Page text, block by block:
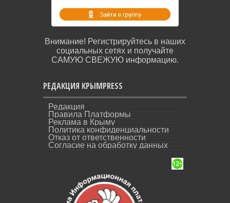
Внимание! Регистрируйтесь в наших
социальных сетях и получайте
САМУЮ СВЕЖУЮ информацию.
РЕДАКЦИЯ КРЫМPRESS
Редакция
Правила Платформы
Реклама в Крыму
Политика конфиденциальности
Отказ от ответственности
Согласие на обработку данных